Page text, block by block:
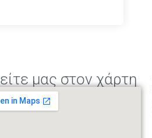
μας στον χάρτη